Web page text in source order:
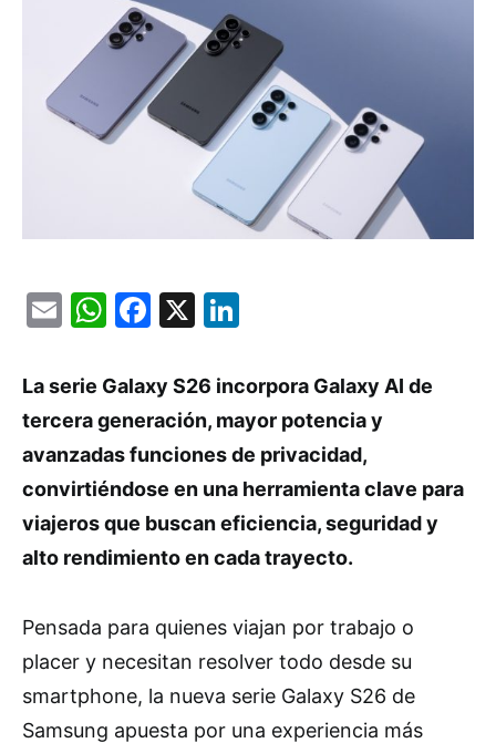
EmailWhatsApp
Facebook
X
La serie Galaxy S26 incorpora Galaxy AI de
tercera generación, mayor potencia y
avanzadas funciones de privacidad,
convirtiéndose en una herramienta clave para
viajeros que buscan eficiencia, seguridad y
alto rendimiento en cada trayecto.
Pensada para quienes viajan por trabajo o
placer y necesitan resolver todo desde su
smartphone, la nueva serie Galaxy S26 de
Samsung apuesta por una experiencia más